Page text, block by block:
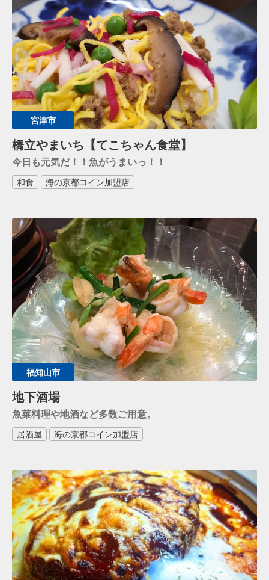
宮津市
橋立やまいち【てこちゃん食堂】
今日も元気だ！！魚がうまいっ！！
和食 海の京都コイン加盟店
福知山市
地下酒場
魚菜料理や地酒など多数ご用意。
居酒屋 海の京都コイン加盟店